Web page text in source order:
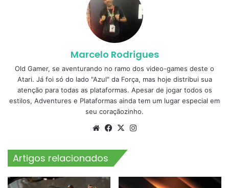
Marcelo Rodrigues
Old Gamer, se aventurando no ramo dos video-games deste o
Atari. Já foi só do lado "Azul" da Força, mas hoje distribui sua
atenção para todas as plataformas. Apesar de jogar todos os
estilos, Adventures e Plataformas ainda tem um lugar especial em
seu coraçãozinho.
WebsiteFacebook
X
Artigos relacionados